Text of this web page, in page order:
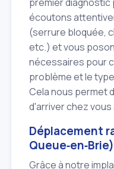
premier diagnostic
écoutons
(serrure bloquée,
etc.) et vous
nécessaires pour
problème et le
Cela nous permet
d'arriver chez
Déplacement
Queue‑en‑Brie)
Grâce à notre